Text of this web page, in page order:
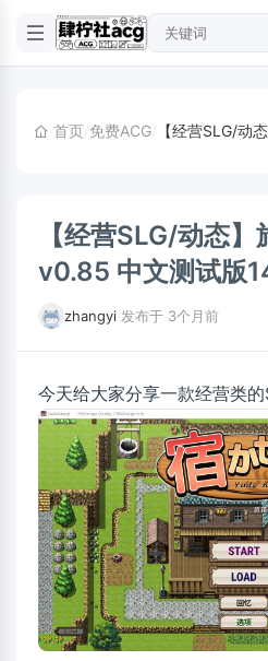
首页/免费ACG/
【经营SLG/动态
v0.85 中文测试版
zhangyi 发布于 3个月前
今天给大家分享一款经营类